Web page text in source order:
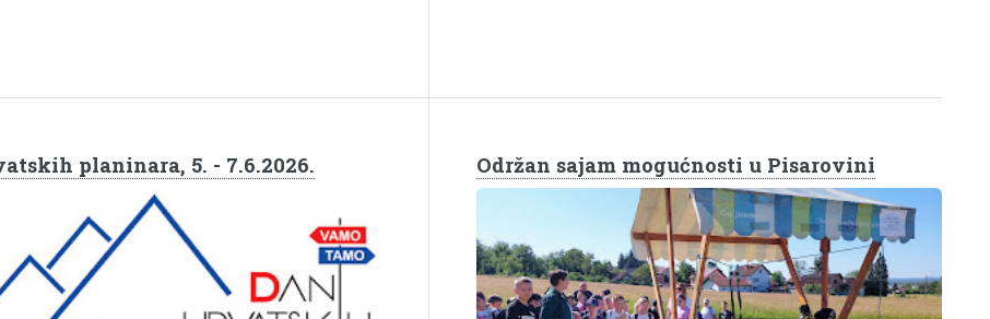
planinara, 5. - 7.6.2026. Održan sajam mogućnosti u Pisarovini